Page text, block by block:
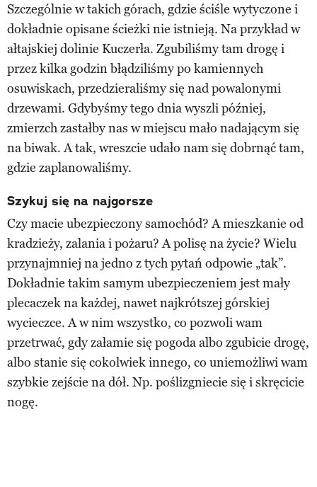
Szczególnie w takich górach, gdzie ściśle wytyczone i
dokładnie opisane ścieżki nie istnieją. Na przykład w
ałtajskiej dolinie Kuczerła. Zgubiliśmy tam drogę i
przez kilka godzin błądziliśmy po kamiennych
osuwiskach, przedzieraliśmy się nad powalonymi
drzewami. Gdybyśmy tego dnia wyszli później,
zmierzch zastałby nas w miejscu mało nadającym się
na biwak. A tak, wreszcie udało nam się dobrnąć tam,
gdzie zaplanowaliśmy.
Szykuj się na najgorsze
Czy macie ubezpieczony samochód? A mieszkanie od
kradzieży, zalania i pożaru? A polisę na życie? Wielu
przynajmniej na jedno z tych pytań odpowie „tak”.
Dokładnie takim samym ubezpieczeniem jest mały
plecaczek na każdej, nawet najkrótszej górskiej
wycieczce. A w nim wszystko, co pozwoli wam
przetrwać, gdy załamie się pogoda albo zgubicie drogę,
albo stanie się cokolwiek innego, co uniemożliwi wam
szybkie zejście na dół. Np. poślizgniecie się i skręcicie
nogę.